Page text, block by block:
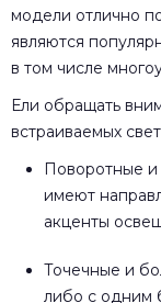
модели отлично
являются
в том числе
Ели обращать
встраиваемых
Поворотные
имеют
акценты
Точечные и
либо с одним